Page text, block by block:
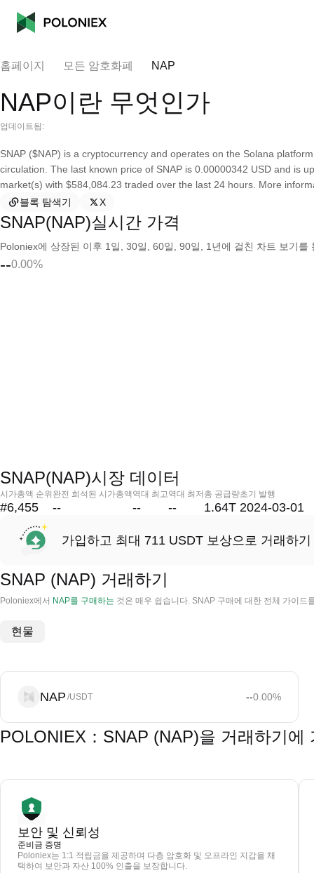
홈페이지 모든 암호화폐 NAP
NAP이란 무엇인가
업데이트됨:
SNAP ($NAP) is a cryptocurrency and operates on the Solana
circulation. The last known price of SNAP is 0.00000342 USD and is
market(s) with $584,084.23 traded over the last 24 hours. More
블록 탐색기
X
SNAP(NAP)실시간 가격
Poloniex에 상장된 이후 1일, 30일, 60일, 90일, 1년에 걸친 차트 보기
--0.00%
SNAP(NAP)시장 데이터
시가총액 순위
#6,455
완전 희석된 시가총액
--
역대 최고
--
역대 최저
--
총 공급량
1.64T
초기 발행
2024-03-01
가입하고 최대 711 USDT 보상으로 거래하기
SNAP (NAP) 거래하기
Poloniex에서 NAP를 구매하는 것은 매우 쉽습니다. SNAP 구매에 대한 전체 가이드
현물
NAP /USDT --0.00%
POLONIEX：SNAP (NAP)을 거래하기에
보안 및 신뢰성
준비금 증명
Poloniex는 1:1 적립금을 제공하며 다층 암호화 및 오프라인 지갑을 채
택하여 보안과 자산 100% 인출을 보장합니다.